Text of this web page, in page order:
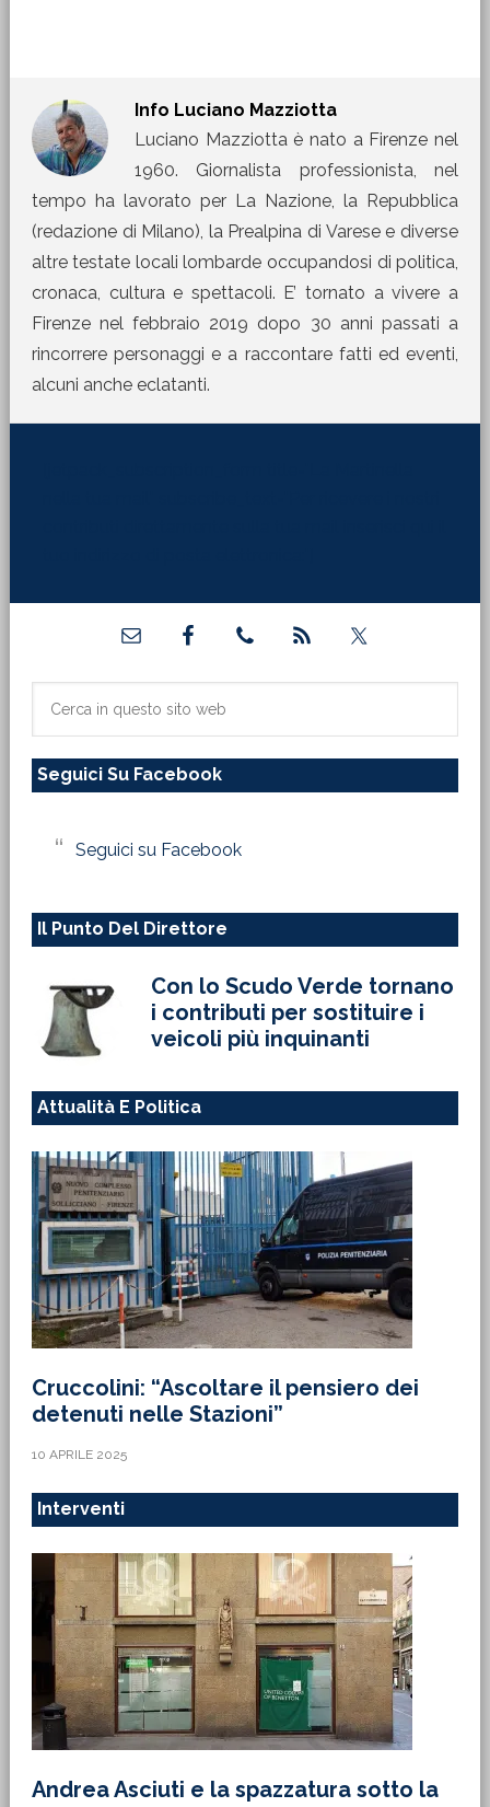
Info Luciano Mazziotta
Luciano Mazziotta è nato a Firenze nel
1960. Giornalista professionista, nel
tempo ha lavorato per La Nazione, la Repubblica
(redazione di Milano), la Prealpina di Varese e diverse
altre testate locali lombarde occupandosi di politica,
cronaca, cultura e spettacoli. E’ tornato a vivere a
Firenze nel febbraio 2019 dopo 30 anni passati a
rincorrere personaggi e a raccontare fatti ed eventi,
alcuni anche eclatanti.
primaria
sito
Seguici Su Facebook
Seguici su Facebook
Il Punto Del Direttore
Con lo Scudo Verde tornano
i contributi per sostituire i
veicoli più inquinanti
Attualità E Politica
Cruccolini: “Ascoltare il pensiero dei
detenuti nelle Stazioni”
10 APRILE 2025
Interventi
Andrea Asciuti e la spazzatura sotto la